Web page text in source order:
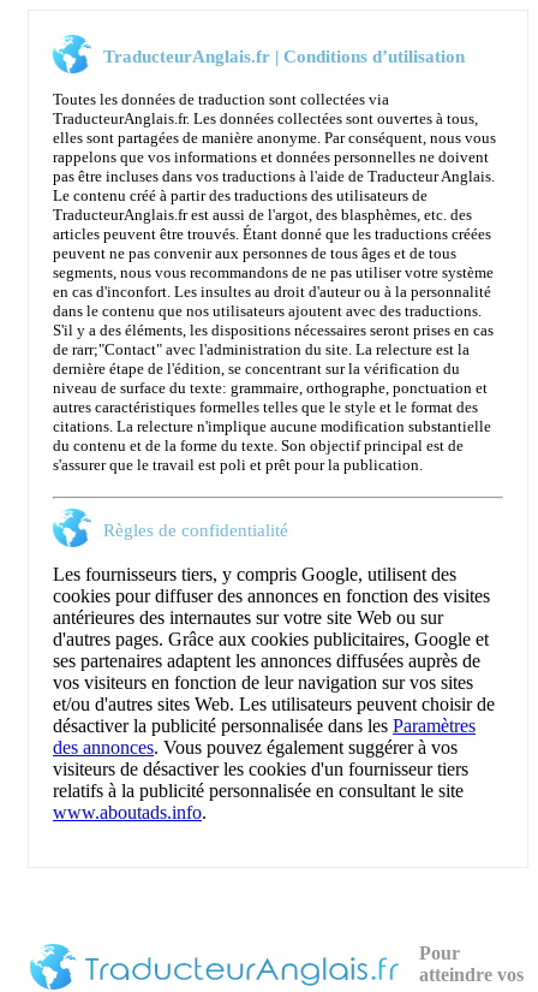
TraducteurAnglais.fr | Conditions d’utilisation
Toutes les données de traduction sont collectées via
TraducteurAnglais.fr. Les données collectées sont ouvertes à tous,
elles sont partagées de manière anonyme. Par conséquent, nous vous
rappelons que vos informations et données personnelles ne doivent
pas être incluses dans vos traductions à l'aide de Traducteur Anglais.
Le contenu créé à partir des traductions des utilisateurs de
TraducteurAnglais.fr est aussi de l'argot, des blasphèmes, etc. des
articles peuvent être trouvés. Étant donné que les traductions créées
peuvent ne pas convenir aux personnes de tous âges et de tous
segments, nous vous recommandons de ne pas utiliser votre système
en cas d'inconfort. Les insultes au droit d'auteur ou à la personnalité
dans le contenu que nos utilisateurs ajoutent avec des traductions.
S'il y a des éléments, les dispositions nécessaires seront prises en cas
de rarr;"Contact" avec l'administration du site. La relecture est la
dernière étape de l'édition, se concentrant sur la vérification du
niveau de surface du texte: grammaire, orthographe, ponctuation et
autres caractéristiques formelles telles que le style et le format des
citations. La relecture n'implique aucune modification substantielle
du contenu et de la forme du texte. Son objectif principal est de
s'assurer que le travail est poli et prêt pour la publication.
Règles de confidentialité
Les fournisseurs tiers, y compris Google, utilisent des
cookies pour diffuser des annonces en fonction des visites
antérieures des internautes sur votre site Web ou sur
d'autres pages. Grâce aux cookies publicitaires, Google et
ses partenaires adaptent les annonces diffusées auprès de
vos visiteurs en fonction de leur navigation sur vos sites
et/ou d'autres sites Web. Les utilisateurs peuvent choisir de
désactiver la publicité personnalisée dans les Paramètres
des annonces. Vous pouvez également suggérer à vos
visiteurs de désactiver les cookies d'un fournisseur tiers
relatifs à la publicité personnalisée en consultant le site
www.aboutads.info.
Pour
atteindre vos